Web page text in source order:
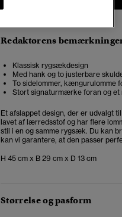
Redaktørens
Klassisk rygsækdesign
Med hank og to justerbare
To sidelommer, kængurulomme
Stort signaturmærke foran og
Et afslappet design, der er udvalgt
lavet af lærredsstof og har flere
stil i en og samme rygsæk. Du kan
kan vi garantere, at den passer
H 45 cm x B 29 cm x D 13 cm
Størrelse og pasform